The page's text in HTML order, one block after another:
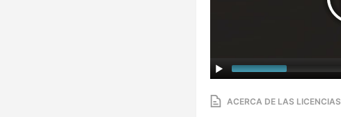
ACERCA DE LAS LICENCIAS